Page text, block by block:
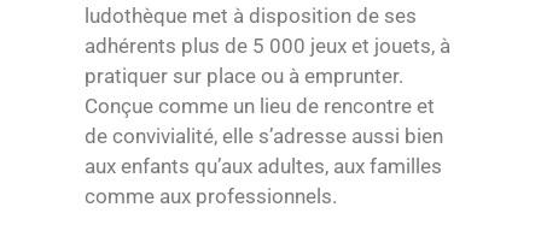
ludothèque met à disposition de ses
adhérents plus de 5 000 jeux et jouets, à
pratiquer sur place ou à emprunter.
Conçue comme un lieu de rencontre et
de convivialité, elle s’adresse aussi bien
aux enfants qu’aux adultes, aux familles
comme aux professionnels.